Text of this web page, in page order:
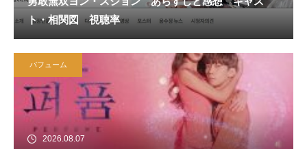
ト・相関図 視聴率
パフューム
2026.08.07